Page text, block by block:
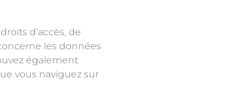
d’accès, de
les données
également
vous naviguez sur